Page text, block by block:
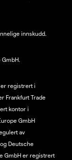
innskudd.
registrert i
Frankfurt Trade
kontor i
GmbH
av
Deutsche
GmbH er registrert